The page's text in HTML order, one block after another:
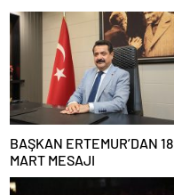
BAŞKAN ERTEMUR’DAN 18
MART MESAJI